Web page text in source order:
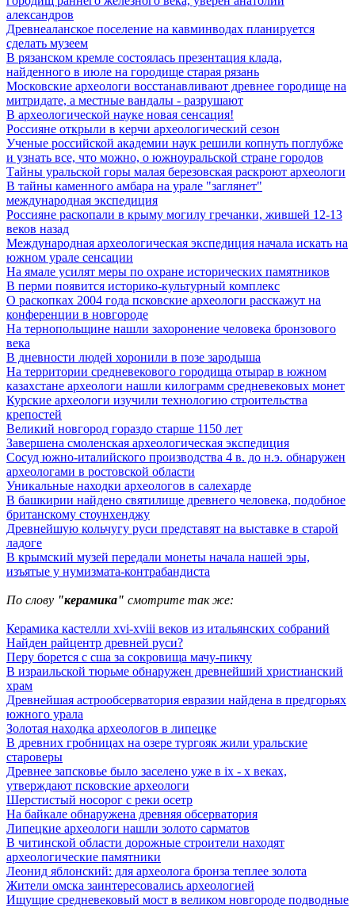
александров
Древнеаланское поселение на кавминводах планируется
сделать музеем
В рязанском кремле состоялась презентация клада,
найденного в июле на городище старая рязань
Московские археологи восстанавливают древнее городище на
митридате, а местные вандалы - разрушают
В археологической науке новая сенсация!
Россияне открыли в керчи археологический сезон
Ученые российской академии наук решили копнуть поглубже
и узнать все, что можно, о южноуральской стране городов
Тайны уральской горы малая березовская раскроют археологи
В тайны каменного амбара на урале "заглянет"
международная экспедиция
Россияне раскопали в крыму могилу гречанки, жившей 12-13
веков назад
Международная археологическая экспедиция начала искать на
южном урале сенсации
На ямале усилят меры по охране исторических памятников
В перми появится историко-культурный комплекс
О раскопках 2004 года псковские археологи расскажут на
конференции в новгороде
На тернопольщине нашли захоронение человека бронзового
века
В дневности людей хоронили в позе зародыша
На территории средневекового городища отырар в южном
казахстане археологи нашли килограмм средневековых монет
Курские археологи изучили технологию строительства
крепостей
Великий новгород гораздо старше 1150 лет
Завершена смоленская археологическая экспедиция
Сосуд южно-италийского производства 4 в. до н.э. обнаружен
археологами в ростовской области
Уникальные находки археологов в салехарде
В башкирии найдено святилище древнего человека, подобное
британскому стоунхенджу
Древнейшую кольчугу руси представят на выставке в старой
ладоге
В крымский музей передали монеты начала нашей эры,
изъятые у нумизмата-контрабандиста
По слову "керамика" смотрите так же:
Керамика кастелли xvi-xviii веков из итальянских собраний
Найден райцентр древней руси?
Перу борется с сша за сокровища мачу-пикчу
В израильской тюрьме обнаружен древнейший христианский
храм
Древнейшая астрообсерватория евразии найдена в предгорьях
южного урала
Золотая находка археологов в липецке
В древних гробницах на озере тургояк жили уральские
староверы
Древнее запсковье было заселено уже в ix - x веках,
утверждают псковские археологи
Шерстистый носорог с реки осетр
На байкале обнаружена древняя обсерватория
Липецкие археологи нашли золото сарматов
В читинской области дорожные строители находят
археологические памятники
Леонид яблонский: для археолога бронза теплее золота
Жители омска заинтересовались археологией
Ищущие средневековый мост в великом новгороде подводные